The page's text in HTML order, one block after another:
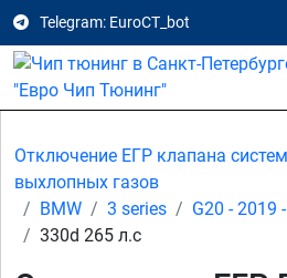
Telegram: EuroCT_bot
Отключение ЕГР клапана
выхлопных газов
BMW
3 series G20 - 2019
330d 265 л.с